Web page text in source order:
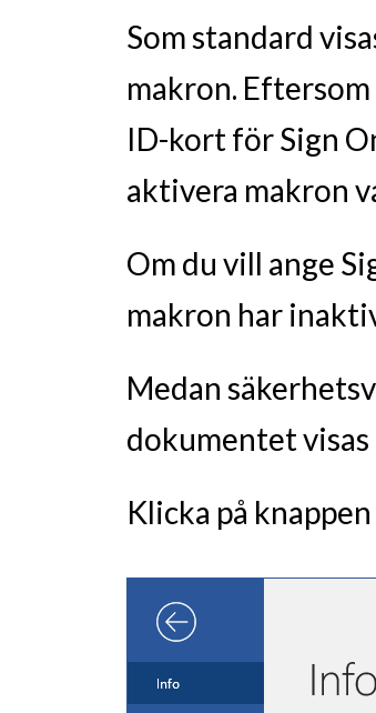
Som standard
makron.
ID-kort för Sign
aktivera makron
Om du vill ange
makron har
Medan
dokumentet visas
Klicka på knappen